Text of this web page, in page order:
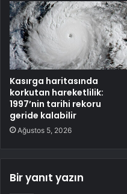
Kasırga haritasında
korkutan hareketlilik:
1997’nin tarihi rekoru
geride kalabilir
Ağustos 5, 2026
Bir yanıt yazın